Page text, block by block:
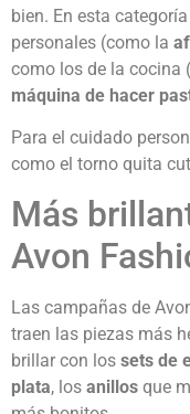
bien. En esta
personales (como la
como los de la cocina (
máquina de hacer
Para el cuidado
como el torno quita
Más
Avon
Las campañas de
traen las piezas más
brillar con los sets de
plata, los anillos que